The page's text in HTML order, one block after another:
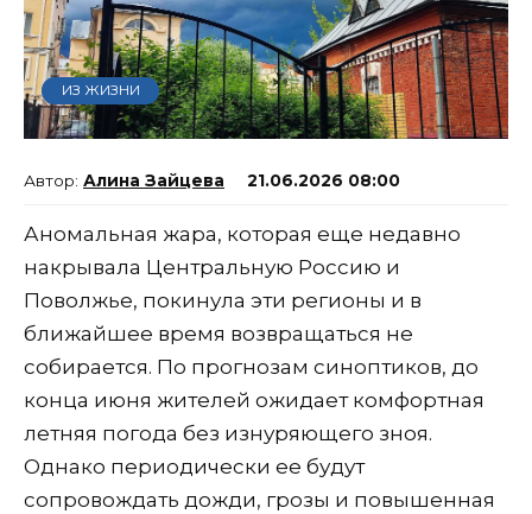
ИЗ ЖИЗНИ
Алина Зайцева 21.06.2026 08:00
Аномальная жара, которая еще недавно
накрывала Центральную Россию и
Поволжье, покинула эти регионы и в
ближайшее время возвращаться не
собирается. По прогнозам синоптиков, до
конца июня жителей ожидает комфортная
летняя погода без изнуряющего зноя.
Однако периодически ее будут
сопровождать дожди, грозы и повышенная